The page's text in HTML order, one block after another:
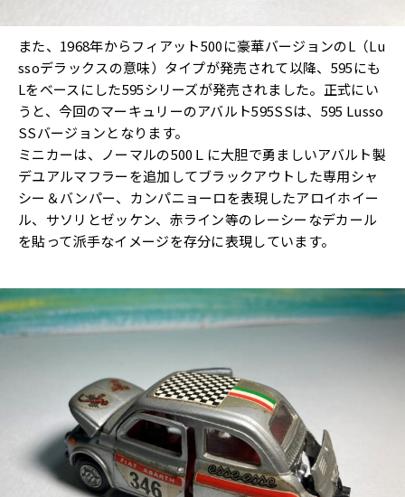
また、1968年からフィアット500に豪華バージョンのL（Lu
ssoデラックスの意味）タイプが発売されて以降、595にも
Lをベースにした595シリーズが発売されました。正式にい
うと、今回のマーキュリーのアバルト595SSは、595 Lusso
SSバージョンとなります。
ミニカーは、ノーマルの500Ｌに大胆で勇ましいアバルト製
デユアルマフラーを追加してブラックアウトした専用シャ
シー＆バンパー、カンパニョーロを表現したアロイホイー
ル、サソリとゼッケン、赤ライン等のレーシーなデカール
を貼って派手なイメージを存分に表現しています。